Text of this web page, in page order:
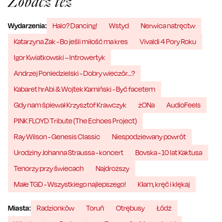
Wydarzenia: Halo? Dancing! Wstyd
Nerwica natręctw
Katarzyna Żak - Bo jeśli miłość ma kres
Vivaldi 4 Pory Roku
Igor Kwiatkowski – Introwertyk
Andrzej Poniedzielski - Dobry wieczór...?
Kabaret hrAbi & Wojtek Kamiński - Być facetem
Gdy nam śpiewał Krzysztof Krawczyk
żONa
AudioFeels
PINK FLOYD Tribute (The Echoes Project)
Ray Wilson - Genesis Classic
Niespodziewany powrót
Urodziny Johanna Straussa - koncert
Bovska - 10 lat Kaktusa
Tenorzy przy świecach
Najdroższy
Małe TGD - Wszystkiego najlepszego!
Kłam, kręć i klękaj
Miasta: Radzionków Toruń Otrębusy
Łódź